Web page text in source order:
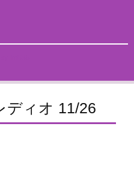
ディオ 11/26